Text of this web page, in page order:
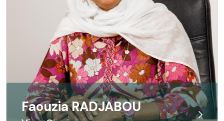
Faouzia RADJABOU